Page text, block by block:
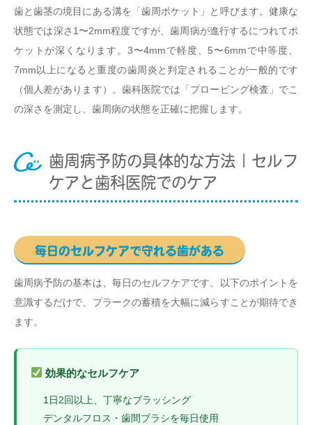
歯と歯茎の境目にある溝を「歯周ポケット」と呼びます。健康な
状態では深さ1〜2mm程度ですが、歯周病が進行するにつれてポ
ケットが深くなります。3〜4mmで軽度、5〜6mmで中等度、
7mm以上になると重度の歯周炎と判定されることが一般的です
（個人差があります）。歯科医院では「プロービング検査」でこ
の深さを測定し、歯周病の状態を正確に把握します。
歯周病予防の具体的な方法｜セルフ
ケアと歯科医院でのケア
毎日のセルフケアで守れる歯がある
歯周病予防の基本は、毎日のセルフケアです。以下のポイントを
意識するだけで、プラークの蓄積を大幅に減らすことが期待でき
ます。
効果的なセルフケア
1日2回以上、丁寧なブラッシング
デンタルフロス・歯間ブラシを毎日使用